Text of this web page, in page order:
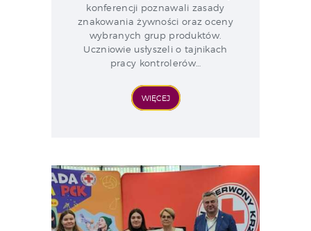
konferencji poznawali zasady
znakowania żywności oraz oceny
wybranych grup produktów.
Uczniowie usłyszeli o tajnikach
pracy kontrolerów…
WIĘCEJ